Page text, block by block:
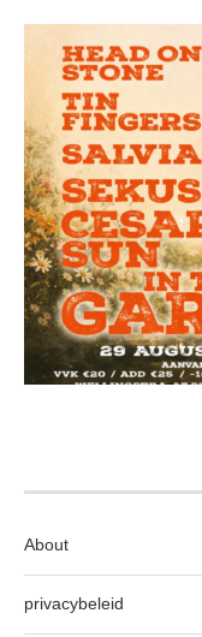
About
privacybeleid